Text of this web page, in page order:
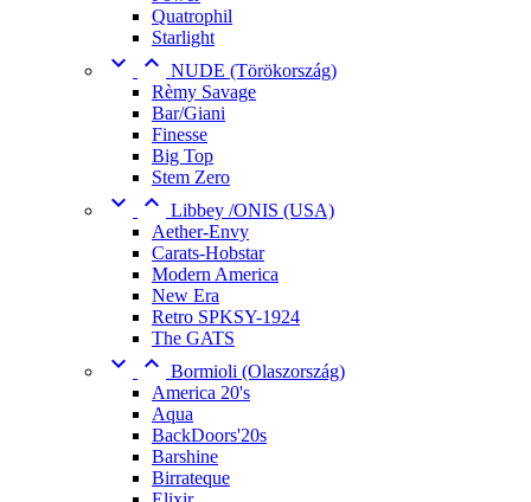
Quatrophil
Starlight
  NUDE (Törökország)
Rèmy Savage
Bar/Giani
Finesse
Big Top
Stem Zero
  Libbey /ONIS (USA)
Aether-Envy
Carats-Hobstar
Modern America
New Era
Retro SPKSY-1924
The GATS
  Bormioli (Olaszország)
America 20's
Aqua
BackDoors'20s
Barshine
Birrateque